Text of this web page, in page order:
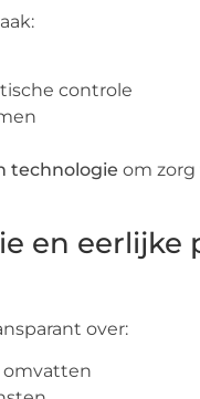
controle
technologie om zorg
en eerlijke
over:
omvatten